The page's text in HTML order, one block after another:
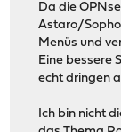
Da die
Astaro/
Menüs und
Eine bessere
echt dringen
Ich bin nicht